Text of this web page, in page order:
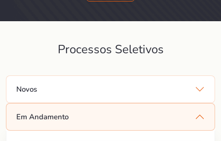
Processos Seletivos
Novos
Em Andamento